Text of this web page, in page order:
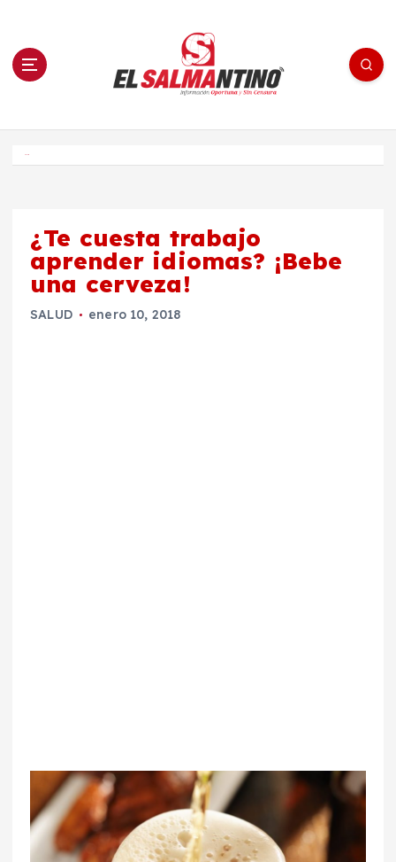
n El Salmantino - medios/noticias/editorial
¿Te cuesta trabajo
aprender idiomas? ¡Bebe
una cerveza!
SALUD enero 10, 2018